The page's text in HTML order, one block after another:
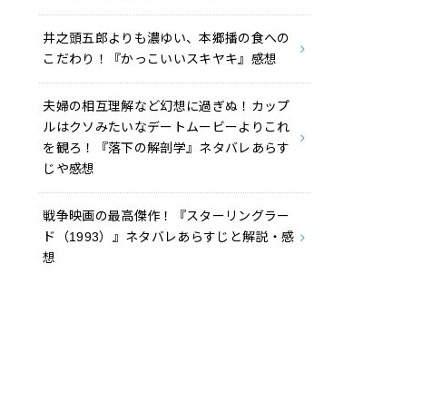
井之頭五郎よりも濃ゆい、本郷播の食への
こだわり！『かっこいいスキヤキ』感想
夫婦の相互理解など幻想に過ぎぬ！カップ
ルはクソみたいなデートムービーよりこれ
を観ろ！『落下の解剖学』ネタバレあらす
じや感想
戦争映画の最高傑作！『スターリングラー
ド（1993）』ネタバレあらすじと解説・感
想